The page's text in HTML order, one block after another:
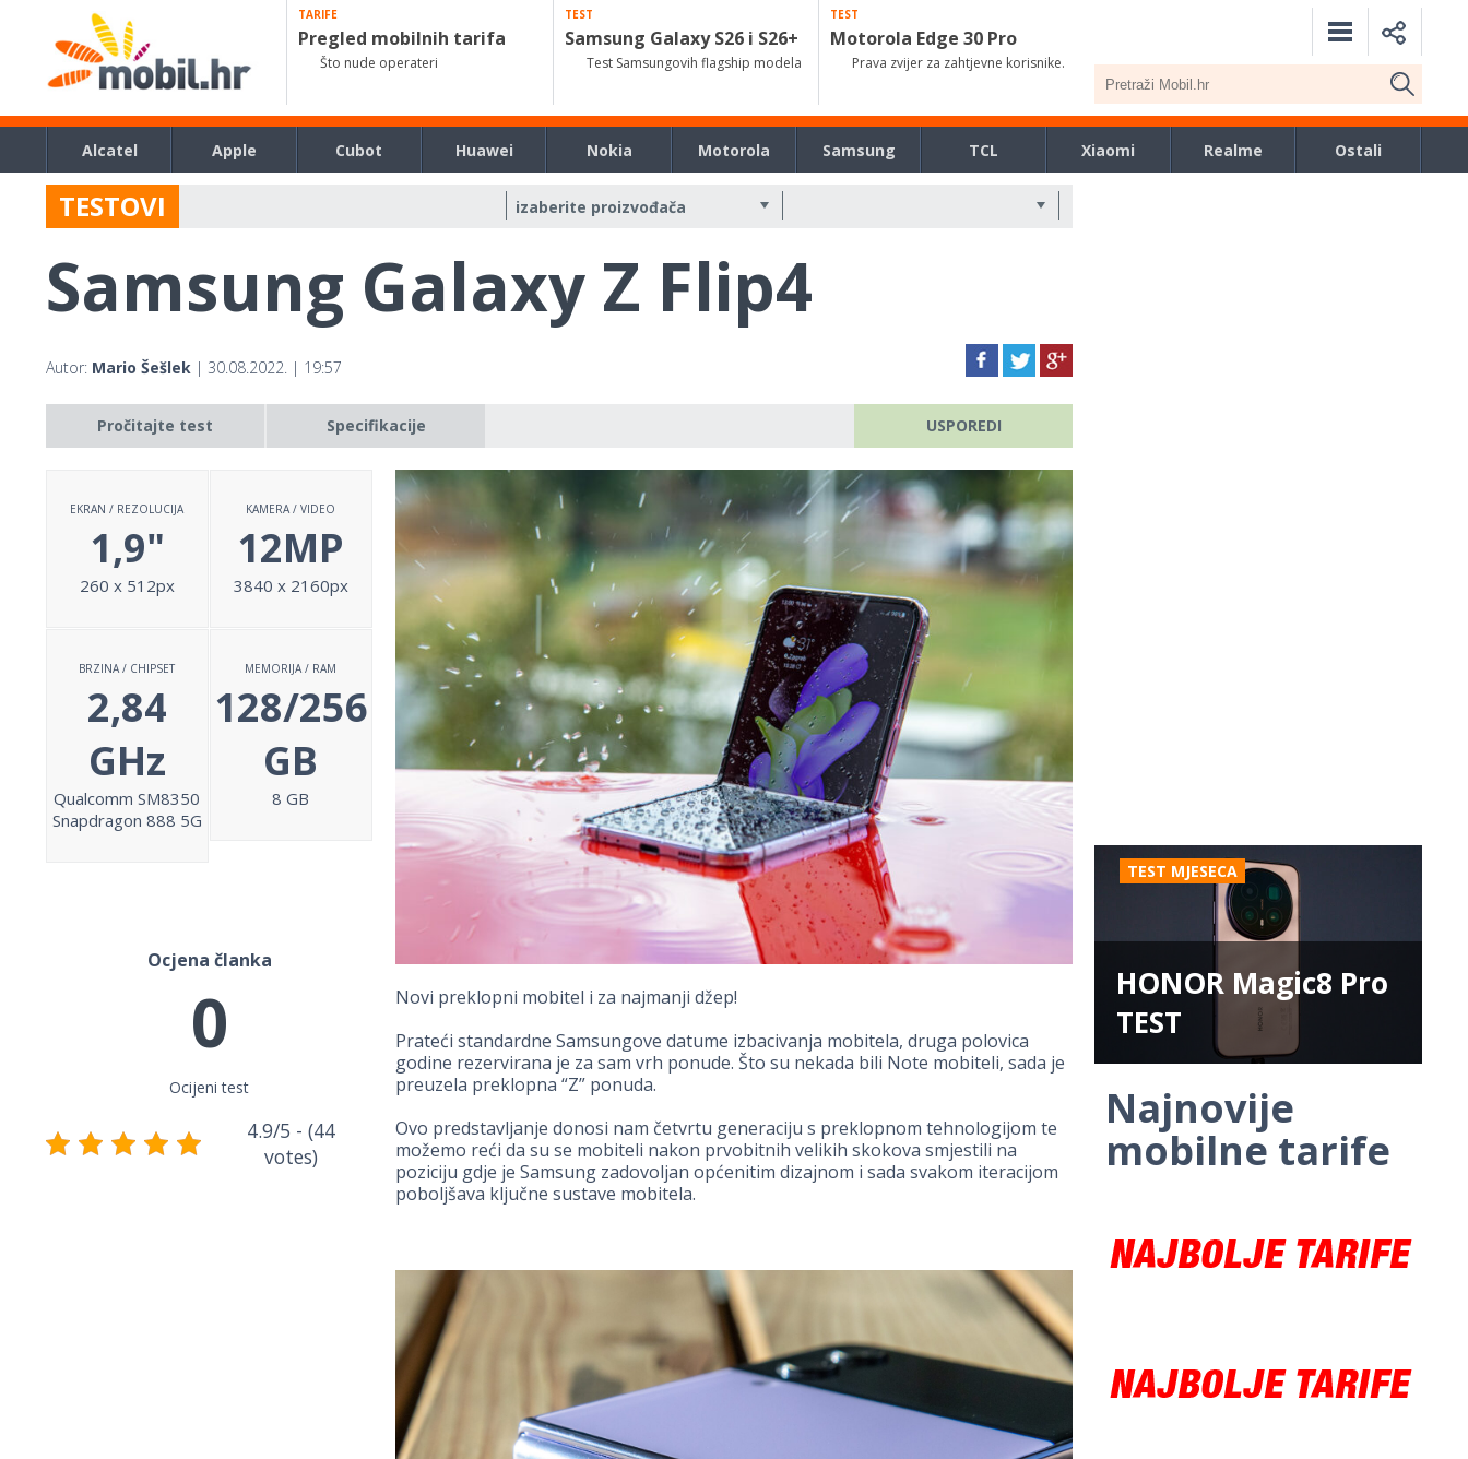
TARIFE
Pregled mobilnih tarifa
Što nude operateri
TEST
Samsung Galaxy S26 i S26+
Test Samsungovih flagship modela
TEST
Motorola Edge 30 Pro
Prava zvijer za zahtjevne korisnike.
Alcatel Apple Cubot Huawei Nokia Motorola Samsung TCL Xiaomi Realme Ostali
TESTOVI
Samsung Galaxy Z Flip4
Autor: Mario Šešlek | 30.08.2022. | 19:57
Pročitajte test Specifikacije USPOREDI
EKRAN / REZOLUCIJA
1,9"
260 x 512px
KAMERA / VIDEO
12MP
3840 x 2160px
BRZINA / CHIPSET
2,84
GHz
Qualcomm SM8350
Snapdragon 888 5G
MEMORIJA / RAM
128/256
GB
8 GB
Ocjena članka
0
Ocijeni test
4.9/5 - (44
votes)
Novi preklopni mobitel i za najmanji džep!
Prateći standardne Samsungove datume izbacivanja mobitela, druga polovica
godine rezervirana je za sam vrh ponude. Što su nekada bili Note mobiteli, sada je
preuzela preklopna “Z” ponuda.
Ovo predstavljanje donosi nam četvrtu generaciju s preklopnom tehnologijom te
možemo reći da su se mobiteli nakon prvobitnih velikih skokova smjestili na
poziciju gdje je Samsung zadovoljan općenitim dizajnom i sada svakom iteracijom
poboljšava ključne sustave mobitela.
TEST MJESECA
HONOR Magic8 Pro
TEST
Najnovije
mobilne tarife